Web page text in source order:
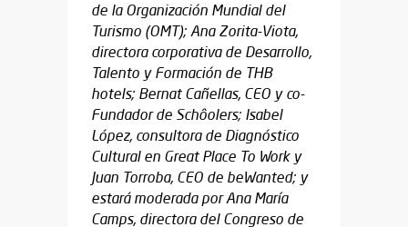
de la Organización Mundial del
Turismo (OMT); Ana Zorita-Viota,
directora corporativa de Desarrollo,
Talento y Formación de THB
hotels; Bernat Cañellas, CEO y co-
Fundador de Schôolers; Isabel
López, consultora de Diagnóstico
Cultural en Great Place To Work y
Juan Torroba, CEO de beWanted; y
estará moderada por Ana María
Camps, directora del Congreso de